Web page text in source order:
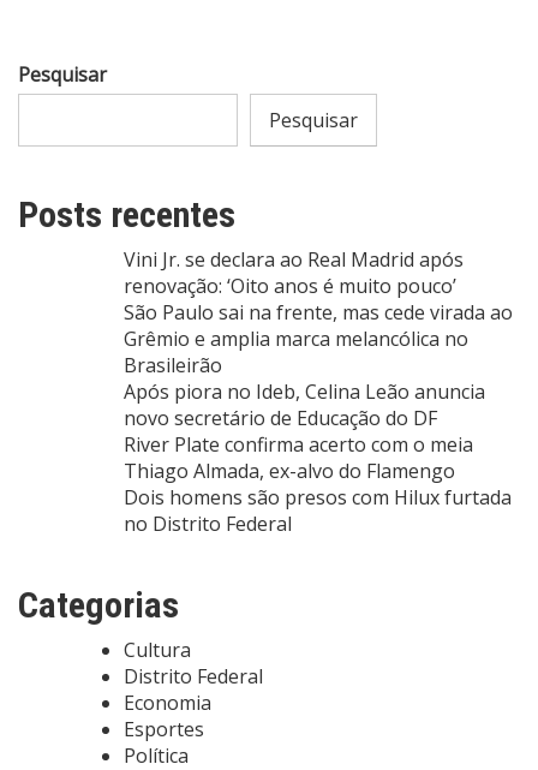
Pesquisar
Pesquisar
Posts recentes
Vini Jr. se declara ao Real Madrid após
renovação: ‘Oito anos é muito pouco’
São Paulo sai na frente, mas cede virada ao
Grêmio e amplia marca melancólica no
Brasileirão
Após piora no Ideb, Celina Leão anuncia
novo secretário de Educação do DF
River Plate confirma acerto com o meia
Thiago Almada, ex-alvo do Flamengo
Dois homens são presos com Hilux furtada
no Distrito Federal
Categorias
Cultura
Distrito Federal
Economia
Esportes
Política